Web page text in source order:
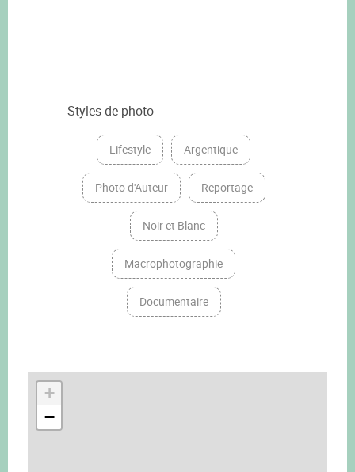
Styles de photo
Lifestyle Argentique
Photo d'Auteur Reportage
Noir et Blanc
Macrophotographie
Documentaire
+
−